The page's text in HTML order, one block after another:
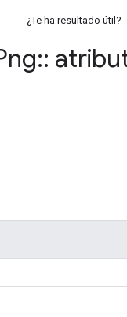
¿Te ha resultado útil?
::